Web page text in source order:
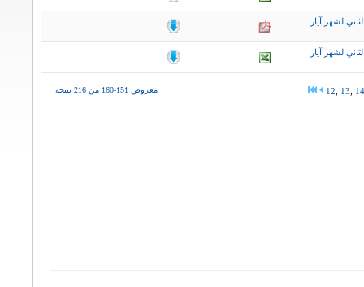
لشهر آيار
لشهر آيار
معروض 151-160 من 216 نتيجة 12 13 14